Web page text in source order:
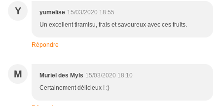
Y yumelise 15/03/2020 18:55
Un excellent tiramisu, frais et savoureux avec ces fruits.
Répondre
M Muriel des Myls 15/03/2020 18:10
Certainement délicieux ! :)